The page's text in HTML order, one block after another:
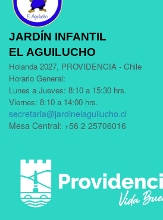
JARDÍN INFANTIL
EL AGUILUCHO
Holanda 2027, PROVIDENCIA - Chile
Horario General:
Lunes a Jueves: 8:10 a 15:30 hrs.
Viernes: 8:10 a 14:00 hrs.
secretaria@jardinelaguilucho.cl
Mesa Central: +56 2 25706016